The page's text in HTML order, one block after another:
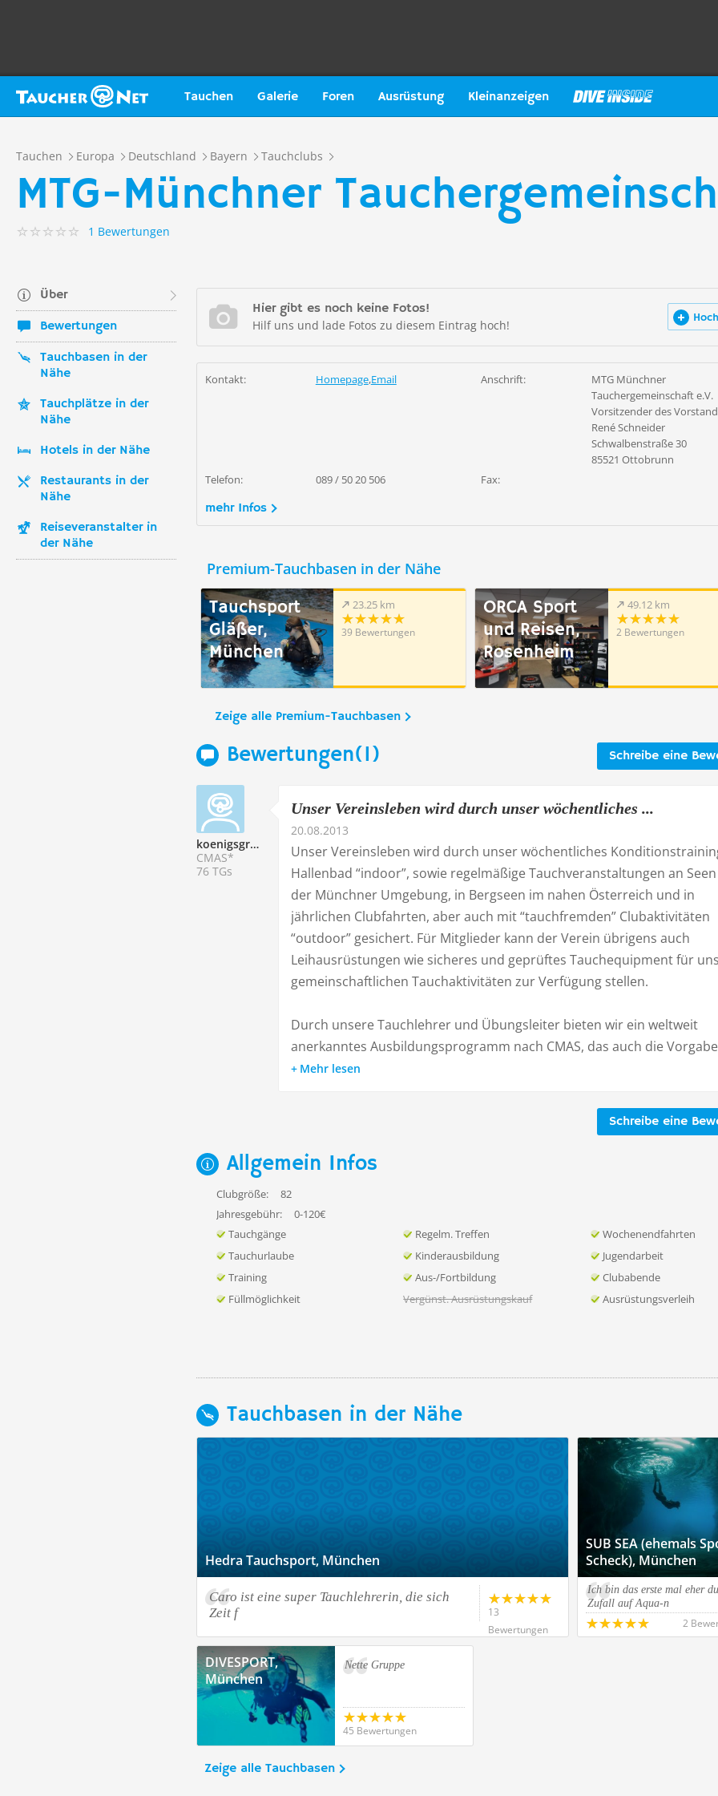
Tauchen Galerie Foren Ausrüstung Kleinanzeigen
Tauchen Europa Deutschland Bayern Tauchclubs
MTG-Münchner
1 Bewertungen
Über
Bewertungen
Tauchbasen in der
Nähe
Tauchplätze in der
Nähe
Hotels in der Nähe
Restaurants in der
Nähe
Reiseveranstalter in
der Nähe
Hier gibt es noch keine Fotos!
Hilf uns und lade Fotos zu diesem Eintrag hoch!
Kontakt: Homepage,Email Anschrift:
MTG Münchner
Tauchergemeinschaft e.V.
Vorsitzender des
René Schneider
Schwalbenstraße 30
85521 Ottobrunn
Telefon:
089 / 50 20 506 Fax:
mehr Infos
Premium-Tauchbasen in der Nähe
Tauchsport
Gläßer,
München
23.25 km
39 Bewertungen
ORCA Sport
und Reisen,
Rosenheim
49.12 km
2 Bewertungen
Zeige alle Premium-Tauchbasen
Schreibe eine
Bewertungen(1)
koenigsgruber219607
CMAS*
76 TGs
Unser Vereinsleben wird durch unser wöchentliches ...
20.08.2013
Unser Vereinsleben wird durch unser wöchentliches
Hallenbad “indoor”, sowie regelmäßige Tauchveranstaltungen an
der Münchner Umgebung, in Bergseen im nahen Österreich und in
jährlichen Clubfahrten, aber auch mit “tauchfremden” Clubaktivitäten
“outdoor” gesichert. Für Mitglieder kann der Verein übrigens auch
Leihausrüstungen wie sicheres und geprüftes Tauchequipment für
gemeinschaftlichen Tauchaktivitäten zur Verfügung stellen.
Durch unsere Tauchlehrer und Übungsleiter bieten wir ein weltweit
anerkanntes Ausbildungsprogramm nach CMAS, das auch die
Mehr lesen
Schreibe eine
Allgemein Infos
Clubgröße:
82
Jahresgebühr:
0-120€
Tauchgänge
Regelm. Treffen
Wochenendfahrten
Tauchurlaube
Kinderausbildung
Jugendarbeit
Training
Aus-/Fortbildung
Clubabende
Füllmöglichkeit
Vergünst. Ausrüstungskauf Ausrüstungsverleih
Tauchbasen in der Nähe
Hedra Tauchsport, München
Caro ist eine super Tauchlehrerin, die sich
Zeit f
13
Bewertungen
SUB SEA (ehemals
Scheck), München
Ich bin das erste mal eher
Zufall auf Aqua-n
2
DIVESPORT,
München
Nette Gruppe
45 Bewertungen
Zeige alle Tauchbasen